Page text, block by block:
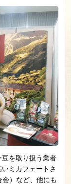
を取り扱う業者
ミカフェートさ
）など、他にも